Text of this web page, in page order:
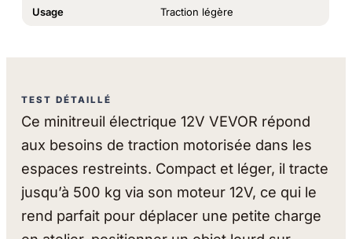
Usage Traction légère
TEST DÉTAILLÉ
Ce minitreuil électrique 12V VEVOR répond
aux besoins de traction motorisée dans les
espaces restreints. Compact et léger, il tracte
jusqu’à 500 kg via son moteur 12V, ce qui le
rend parfait pour déplacer une petite charge